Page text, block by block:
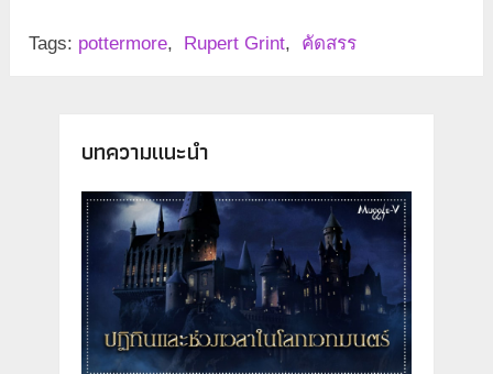
Tags: pottermore, Rupert Grint, คัดสรร
บทความแนะนำ